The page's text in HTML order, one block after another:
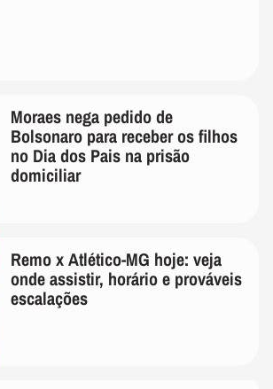
Moraes nega pedido de
Bolsonaro para receber os filhos
no Dia dos Pais na prisão
domiciliar
Remo x Atlético-MG hoje: veja
onde assistir, horário e prováveis
escalações